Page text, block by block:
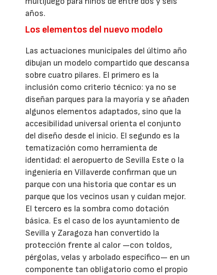
años.
Los elementos del nuevo modelo
Las actuaciones municipales del último año
dibujan un modelo compartido que descansa
sobre cuatro pilares. El primero es la
inclusión como criterio técnico: ya no se
diseñan parques para la mayoría y se añaden
algunos elementos adaptados, sino que la
accesibilidad universal orienta el conjunto
del diseño desde el inicio. El segundo es la
tematización como herramienta de
identidad: el aeropuerto de Sevilla Este o la
ingeniería en Villaverde confirman que un
parque con una historia que contar es un
parque que los vecinos usan y cuidan mejor.
El tercero es la sombra como dotación
básica. Es el caso de los ayuntamiento de
Sevilla y Zaragoza han convertido la
protección frente al calor —con toldos,
pérgolas, velas y arbolado específico— en un
componente tan obligatorio como el propio